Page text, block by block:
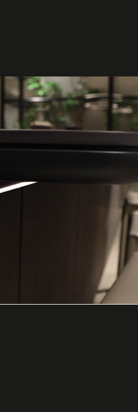
ASWA Keukens
keuken. Ontdek
alleen te doen. De